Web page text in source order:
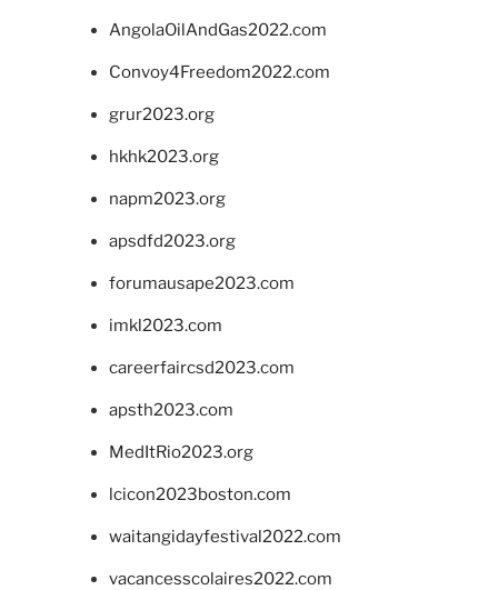
AngolaOilAndGas2022.com
Convoy4Freedom2022.com
grur2023.org
hkhk2023.org
napm2023.org
apsdfd2023.org
forumausape2023.com
imkl2023.com
careerfaircsd2023.com
apsth2023.com
MedItRio2023.org
lcicon2023boston.com
waitangidayfestival2022.com
vacancesscolaires2022.com